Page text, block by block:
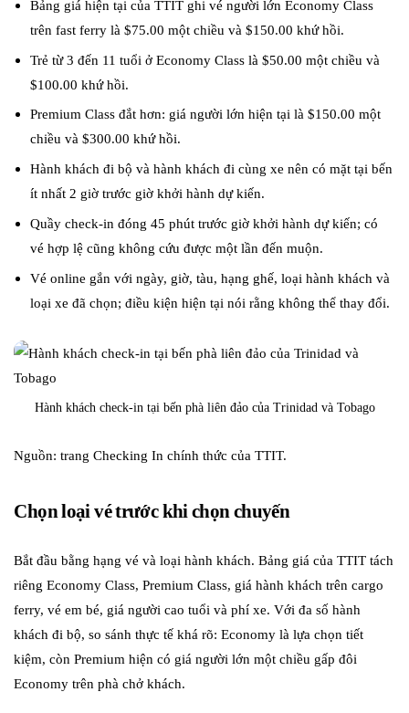
Bảng giá hiện tại của TTIT ghi vé người lớn Economy Class
trên fast ferry là $75.00 một chiều và $150.00 khứ hồi.
Trẻ từ 3 đến 11 tuổi ở Economy Class là $50.00 một chiều và
$100.00 khứ hồi.
Premium Class đắt hơn: giá người lớn hiện tại là $150.00 một
chiều và $300.00 khứ hồi.
Hành khách đi bộ và hành khách đi cùng xe nên có mặt tại bến
ít nhất 2 giờ trước giờ khởi hành dự kiến.
Quầy check-in đóng 45 phút trước giờ khởi hành dự kiến; có
vé hợp lệ cũng không cứu được một lần đến muộn.
Vé online gắn với ngày, giờ, tàu, hạng ghế, loại hành khách và
loại xe đã chọn; điều kiện hiện tại nói rằng không thể thay đổi.
Hành khách check-in tại bến phà liên đảo của Trinidad và Tobago
Nguồn: trang Checking In chính thức của TTIT.
Chọn loại vé trước khi chọn chuyến
Bắt đầu bằng hạng vé và loại hành khách. Bảng giá của TTIT tách
riêng Economy Class, Premium Class, giá hành khách trên cargo
ferry, vé em bé, giá người cao tuổi và phí xe. Với đa số hành
khách đi bộ, so sánh thực tế khá rõ: Economy là lựa chọn tiết
kiệm, còn Premium hiện có giá người lớn một chiều gấp đôi
Economy trên phà chở khách.